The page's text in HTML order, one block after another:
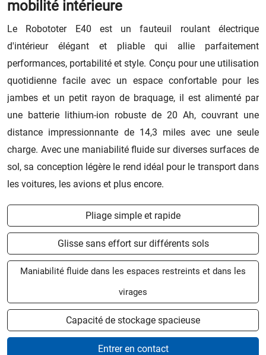
mobilité intérieure
Le Robototer E40 est un fauteuil roulant électrique
d'intérieur élégant et pliable qui allie parfaitement
performances, portabilité et style. Conçu pour une utilisation
quotidienne facile avec un espace confortable pour les
jambes et un petit rayon de braquage, il est alimenté par
une batterie lithium-ion robuste de 20 Ah, couvrant une
distance impressionnante de 14,3 miles avec une seule
charge. Avec une maniabilité fluide sur diverses surfaces de
sol, sa conception légère le rend idéal pour le transport dans
les voitures, les avions et plus encore.
Pliage simple et rapide
Glisse sans effort sur différents sols
Maniabilité fluide dans les espaces restreints et dans les
virages
Capacité de stockage spacieuse
Entrer en contact